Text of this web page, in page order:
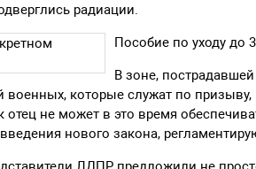
радиации.
Пособие по уходу до
В зоне,
военных, которые служат по
отец не может в это время
нового закона,